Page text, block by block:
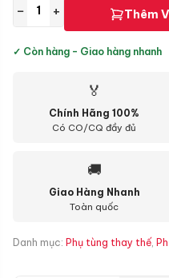
− + Thêm
✓ Còn hàng - Giao hàng nhanh
🏅
Chính Hãng 100%
Có CO/CQ đầy đủ
🚚
Giao Hàng Nhanh
Toàn quốc
Danh mục: Phụ tùng thay thế,